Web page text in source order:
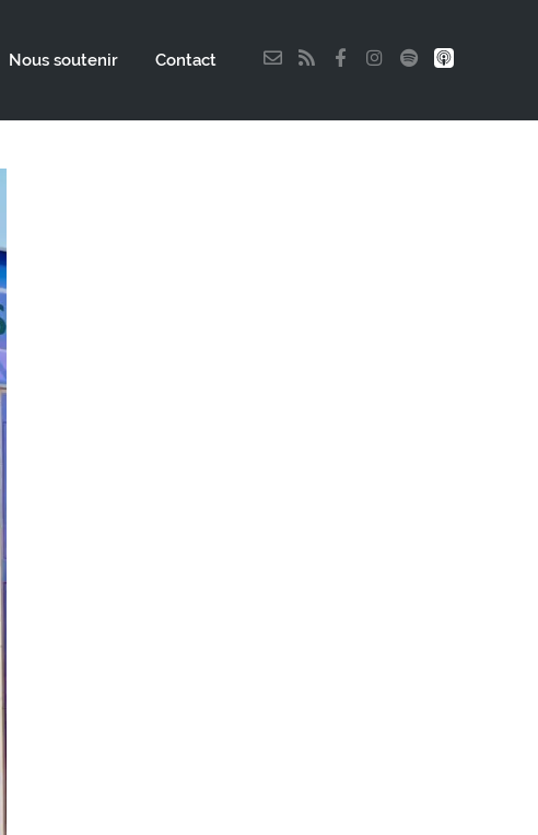
Nous soutenir Contact